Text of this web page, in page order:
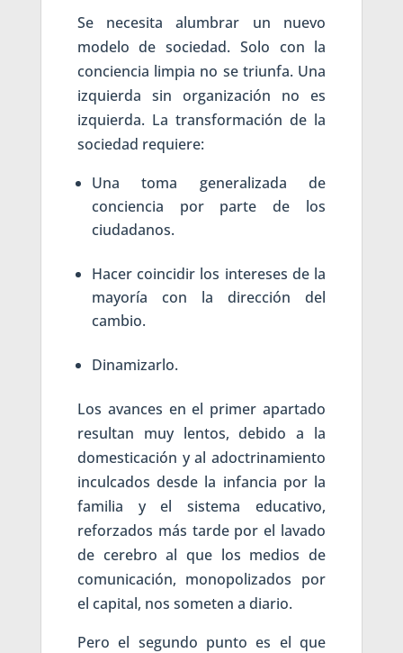
Se necesita alumbrar un nuevo
modelo de sociedad. Solo con la
conciencia limpia no se triunfa. Una
izquierda sin organización no es
izquierda. La transformación de la
sociedad requiere:
Una toma generalizada de
conciencia por parte de los
ciudadanos.
Hacer coincidir los intereses de la
mayoría con la dirección del
cambio.
Dinamizarlo.
Los avances en el primer apartado
resultan muy lentos, debido a la
domesticación y al adoctrinamiento
inculcados desde la infancia por la
familia y el sistema educativo,
reforzados más tarde por el lavado
de cerebro al que los medios de
comunicación, monopolizados por
el capital, nos someten a diario.
Pero el segundo punto es el que